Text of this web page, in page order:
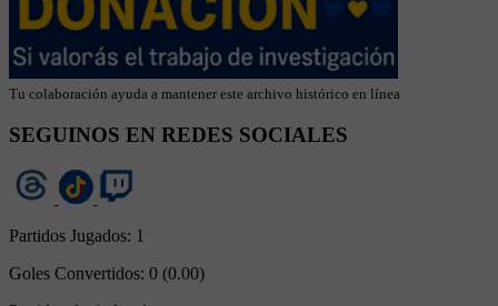
Tu colaboración ayuda a mantener este archivo histórico en línea
SEGUINOS EN REDES SOCIALES
Partidos Jugados: 1
Goles Convertidos: 0 (0.00)